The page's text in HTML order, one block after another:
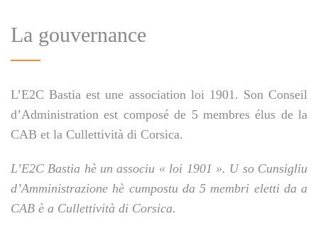
La gouvernance
L’E2C Bastia est une association loi 1901. Son Conseil
d’Administration est composé de 5 membres élus de la
CAB et la Cullettività di Corsica.
L’E2C Bastia hè un associu « loi 1901 ». U so Cunsigliu
d’Amministrazione hè cumpostu da 5 membri eletti da a
CAB è a Cullettività di Corsica.